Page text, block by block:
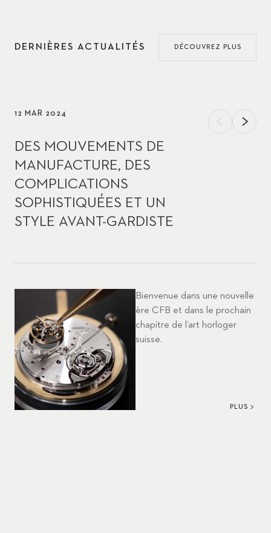
DERNIÈRES ACTUALITÉS DÉCOUVREZ PLUS
12 MAR 2024
DES MOUVEMENTS DE
MANUFACTURE, DES
COMPLICATIONS
SOPHISTIQUÉES ET UN
STYLE AVANT-GARDISTE
Bienvenue dans une nouvelle
ère CFB et dans le prochain
chapitre de l’art horloger
suisse.
PLUS